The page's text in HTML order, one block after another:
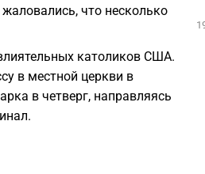
что несколько
католиков США.
в местной церкви в
в четверг, направляясь